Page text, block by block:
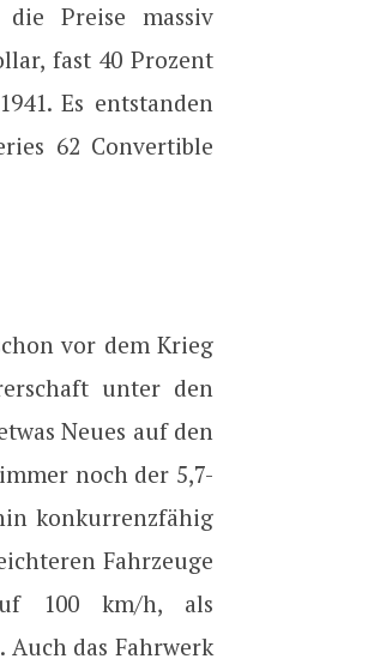
Preise massiv
fast 40 Prozent
Es entstanden
62 Convertible
vor dem Krieg
unter den
Neues auf den
noch der 5,7-
konkurrenzfähig
Fahrzeuge
100 km/h, als
das Fahrwerk